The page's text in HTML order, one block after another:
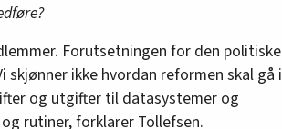
Forutsetningen for den politiske
skjønner ikke hvordan reformen skal gå i
og utgifter til datasystemer og
rutiner, forklarer Tollefsen.